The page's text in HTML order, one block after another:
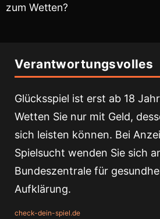
zum Wetten?
Verantwortungsvolles
Glücksspiel ist erst ab 18
Wetten Sie nur mit Geld,
sich leisten können. Bei
Spielsucht wenden Sie sich
Bundeszentrale für
Aufklärung.
check-dein-spiel.de